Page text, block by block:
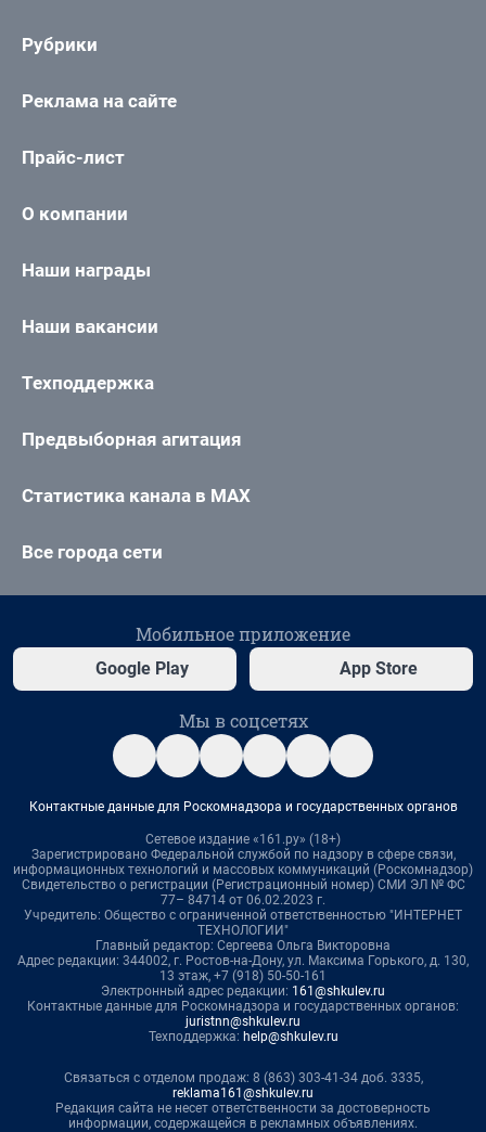
Рубрики
Реклама на сайте
Прайс-лист
О компании
Наши награды
Наши вакансии
Техподдержка
Предвыборная агитация
Статистика канала в MAX
Все города сети
Мобильное приложение
Google Play App Store
Мы в соцсетях
Контактные данные для Роскомнадзора и государственных органов
Сетевое издание «161.ру» (18+)
Зарегистрировано Федеральной службой по надзору в сфере связи,
информационных технологий и массовых коммуникаций (Роскомнадзор)
Свидетельство о регистрации (Регистрационный номер) СМИ ЭЛ № ФС
77– 84714 от 06.02.2023 г.
Учредитель: Общество с ограниченной ответственностью "ИНТЕРНЕТ
ТЕХНОЛОГИИ"
Главный редактор: Сергеева Ольга Викторовна
Адрес редакции: 344002, г. Ростов-на-Дону, ул. Максима Горького, д. 130,
13 этаж, +7 (918) 50-50-161
Электронный адрес редакции: 161@shkulev.ru
Контактные данные для Роскомнадзора и государственных органов:
juristnn@shkulev.ru
Техподдержка: help@shkulev.ru
Связаться с отделом продаж: 8 (863) 303-41-34 доб. 3335,
reklama161@shkulev.ru
Редакция сайта не несет ответственности за достоверность
информации, содержащейся в рекламных объявлениях.